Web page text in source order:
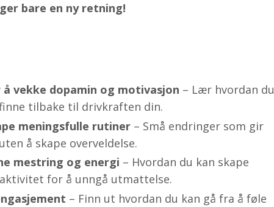
bare en ny retning!
vekke dopamin og motivasjon – Lær hvordan du
tilbake til drivkraften din.
meningsfulle rutiner – Små endringer som gir
å skape overveldelse.
mestring og energi – Hvordan du kan skape
for å unngå utmattelse.
– Finn ut hvordan du kan gå fra å føle